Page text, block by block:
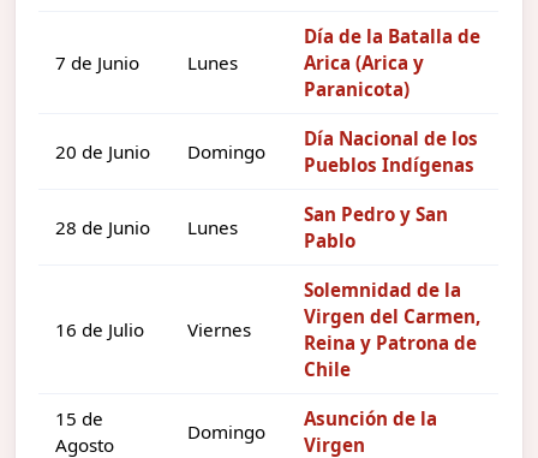
7 de Junio Lunes
Día de la Batalla de
Arica (Arica y
Paranicota)
20 de Junio Domingo
Día Nacional de los
Pueblos Indígenas
28 de Junio Lunes
San Pedro y San
Pablo
16 de Julio Viernes
Solemnidad de la
Virgen del Carmen,
Reina y Patrona de
Chile
15 de
Agosto
Domingo
Asunción de la
Virgen